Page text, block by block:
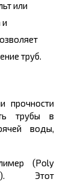
или
и
труб.
прочности
трубы в
воды,
(Poly
Этот